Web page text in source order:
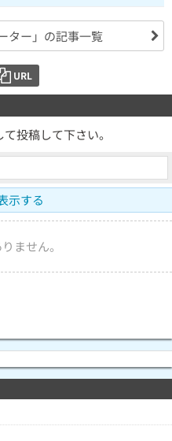
ター」の記事一覧
URL
て投稿して下さい。
示する
ません。